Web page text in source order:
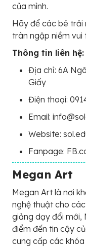
của mình.
Hãy để các bé trải
tràn ngập niềm vui
Thông tin liên hệ:
Địa chỉ: 6A
Giấy
Điện thoại:
Email:
Website:
Fanpage:
Megan Art
Megan Art là nơi
nghệ thuật cho
giảng dạy đổi mới,
điểm đến tin cậy
cung cấp các